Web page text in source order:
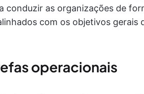
conduzir as organizações de
com os objetivos gerais
operacionais